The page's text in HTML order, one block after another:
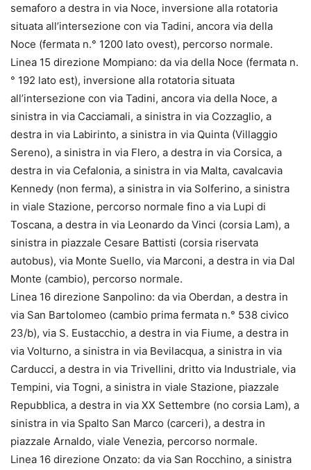
semaforo a destra in via Noce, inversione alla rotatoria
situata all’intersezione con via Tadini, ancora via della
Noce (fermata n.° 1200 lato ovest), percorso normale.
Linea 15 direzione Mompiano: da via della Noce (fermata n.
° 192 lato est), inversione alla rotatoria situata
all’intersezione con via Tadini, ancora via della Noce, a
sinistra in via Cacciamali, a sinistra in via Cozzaglio, a
destra in via Labirinto, a sinistra in via Quinta (Villaggio
Sereno), a sinistra in via Flero, a destra in via Corsica, a
destra in via Cefalonia, a sinistra in via Malta, cavalcavia
Kennedy (non ferma), a sinistra in via Solferino, a sinistra
in viale Stazione, percorso normale fino a via Lupi di
Toscana, a destra in via Leonardo da Vinci (corsia Lam), a
sinistra in piazzale Cesare Battisti (corsia riservata
autobus), via Monte Suello, via Marconi, a destra in via Dal
Monte (cambio), percorso normale.
Linea 16 direzione Sanpolino: da via Oberdan, a destra in
via San Bartolomeo (cambio prima fermata n.° 538 civico
23/b), via S. Eustacchio, a destra in via Fiume, a destra in
via Volturno, a sinistra in via Bevilacqua, a sinistra in via
Carducci, a destra in via Trivellini, dritto via Industriale, via
Tempini, via Togni, a sinistra in viale Stazione, piazzale
Repubblica, a destra in via XX Settembre (no corsia Lam), a
sinistra in via Spalto San Marco (carceri), a destra in
piazzale Arnaldo, viale Venezia, percorso normale.
Linea 16 direzione Onzato: da via San Rocchino, a sinistra